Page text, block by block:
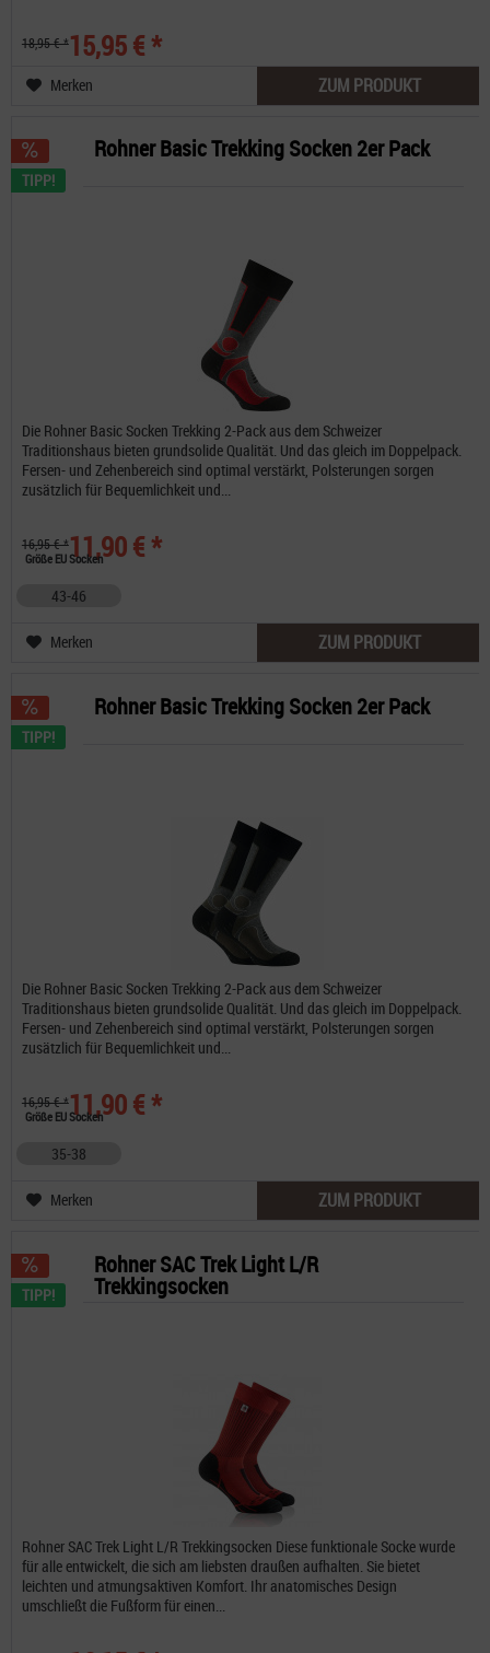
15,95 € *
18,95 € *
Merken ZUM PRODUKT
TIPP!
Die Rohner Basic Socken Trekking 2-Pack aus dem Schweizer
Traditionshaus bieten grundsolide Qualität. Und das gleich im Doppelpack.
Fersen- und Zehenbereich sind optimal verstärkt, Polsterungen sorgen
zusätzlich für Bequemlichkeit und...
11,90 € *
16,95 € *
Rohner Basic Trekking Socken 2er Pack
Größe EU Socken
43-46
Merken ZUM PRODUKT
TIPP!
Die Rohner Basic Socken Trekking 2-Pack aus dem Schweizer
Traditionshaus bieten grundsolide Qualität. Und das gleich im Doppelpack.
Fersen- und Zehenbereich sind optimal verstärkt, Polsterungen sorgen
zusätzlich für Bequemlichkeit und...
11,90 € *
16,95 € *
Rohner Basic Trekking Socken 2er Pack
Größe EU Socken
35-38
Merken ZUM PRODUKT
TIPP!
Rohner SAC Trek Light L/R Trekkingsocken Diese funktionale Socke wurde
für alle entwickelt, die sich am liebsten draußen aufhalten. Sie bietet
leichten und atmungsaktiven Komfort. Ihr anatomisches Design
umschließt die Fußform für einen...
Rohner SAC Trek Light L/R
Trekkingsocken